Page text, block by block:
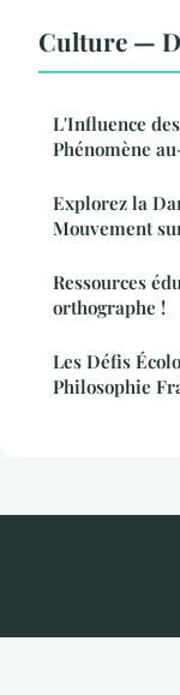
Culture —
L'Influence
Phénomène
Explorez la
Mouvement
Ressources
orthographe !
Les Défis
Philosophie